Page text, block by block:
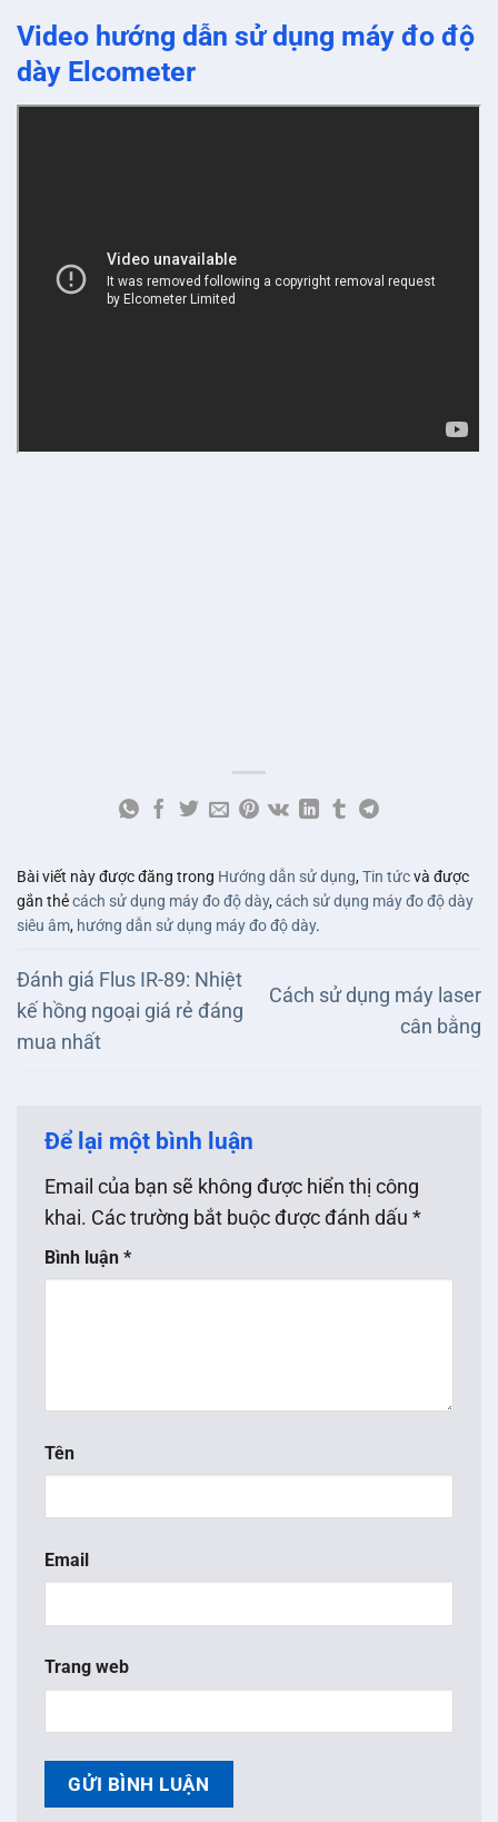
Video hướng dẫn sử dụng máy đo độ
dày Elcometer
Bài viết này được đăng trong Hướng dẫn sử dụng,Tin tứcvà được
gắn thẻcách sử dụng máy đo độ dày,cách sử dụng máy đo độ dày
siêu âm, hướng dẫn sử dụng máy đo độ dày.
Đánh giá Flus IR-89: Nhiệt
kế hồng ngoại giá rẻ đáng
mua nhất
Cách sử dụng máy laser
cân bằng
Để lại một bình luận
Email của bạn sẽ không được hiển thị công
khai. Các trường bắt buộc được đánh dấu *
Bình luận *
Tên
Email
Trang web